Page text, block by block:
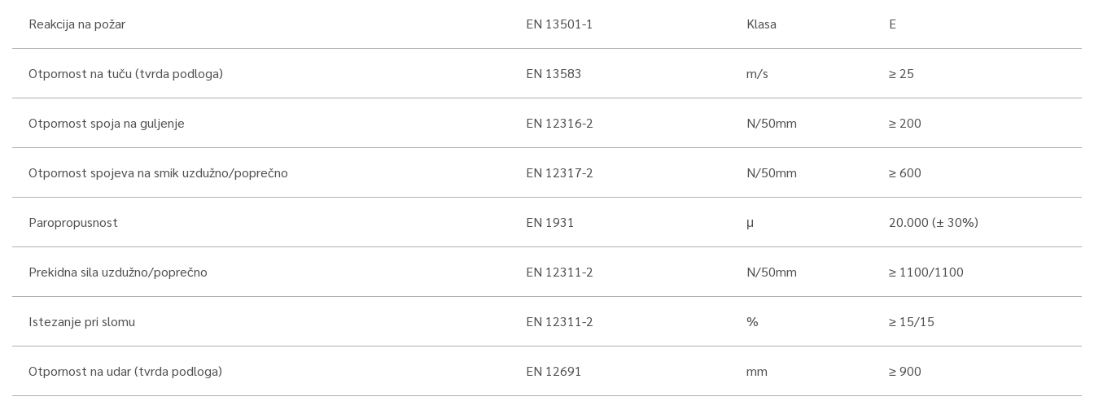
Reakcija na požar EN 13501-1 Klasa E
Otpornost na tuču (tvrda podloga) EN 13583 m/s ≥ 25
Otpornost spoja na guljenje EN 12316-2 N/50mm ≥ 200
Otpornost spojeva na smik uzdužno/poprečno EN 12317-2 N/50mm ≥ 600
Paropropusnost EN 1931 μ 20.000 (± 30%)
Prekidna sila uzdužno/poprečno EN 12311-2 N/50mm ≥ 1100/1100
Istezanje pri slomu EN 12311-2 % ≥ 15/15
Otpornost na udar (tvrda podloga) EN 12691 mm ≥ 900